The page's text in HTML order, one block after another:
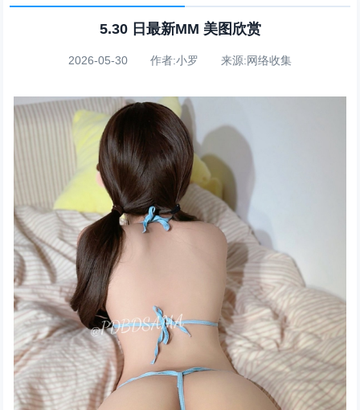
5.30 日最新MM 美图欣赏
2026-05-30 作者:小罗 来源:网络收集